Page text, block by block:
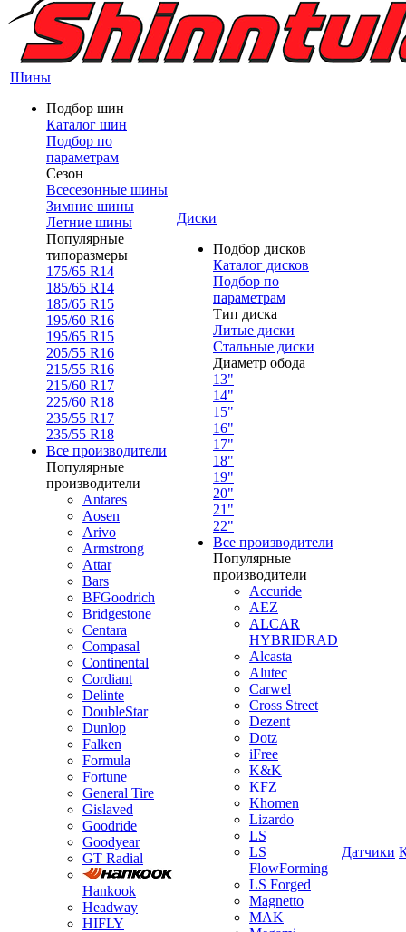
Шины
Подбор шин
Каталог шин
Подбор по
параметрам
Сезон
Всесезонные шины
Зимние шины
Летние шины
Популярные
типоразмеры
175/65 R14
185/65 R14
185/65 R15
195/60 R16
195/65 R15
205/55 R16
215/55 R16
215/60 R17
225/60 R18
235/55 R17
235/55 R18
Все производители
Популярные
производители
Antares
Aosen
Arivo
Armstrong
Attar
Bars
BFGoodrich
Bridgestone
Centara
Compasal
Continental
Cordiant
Delinte
DoubleStar
Dunlop
Falken
Formula
Fortune
General Tire
Gislaved
Goodride
Goodyear
GT Radial
Hankook
Headway
HIFLY
Диски
Подбор дисков
Каталог дисков
Подбор по
параметрам
Тип диска
Литые диски
Стальные диски
Диаметр обода
13"
14"
15"
16"
17"
18"
19"
20"
21"
22"
Все производители
Популярные
производители
Accuride
AEZ
ALCAR
HYBRIDRAD
Alcasta
Alutec
Carwel
Cross Street
Dezent
Dotz
iFree
K&K
KFZ
Khomen
Lizardo
LS
LS
FlowForming
LS Forged
Magnetto
MAK
Датчики